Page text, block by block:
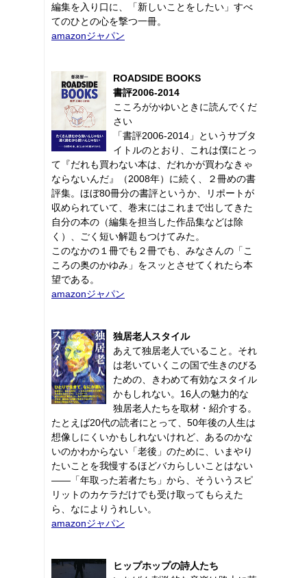
編集を入り口に、「新しいことをしたい」すべ
てのひとの心を撃つ一冊。
amazonジャパン
ROADSIDE BOOKS
書評2006-2014
こころがかゆいときに読んでくだ
さい
「書評2006-2014」というサブタ
イトルのとおり、これは僕にとっ
て『だれも買わない本は、だれかが買わなきゃ
ならないんだ』（2008年）に続く、２冊めの書
評集。ほぼ80冊分の書評というか、リポートが
収められていて、巻末にはこれまで出してきた
自分の本の（編集を担当した作品集などは除
く）、ごく短い解題もつけてみた。
このなかの１冊でも２冊でも、みなさんの「こ
ころの奥のかゆみ」をスッとさせてくれたら本
望である。
amazonジャパン
独居老人スタイル
あえて独居老人でいること。それ
は老いていくこの国で生きのびる
ための、きわめて有効なスタイル
かもしれない。16人の魅力的な
独居老人たちを取材・紹介する。
たとえば20代の読者にとって、50年後の人生は
想像しにくいかもしれないけれど、あるのかな
いのかわからない「老後」のために、いまやり
たいことを我慢するほどバカらしいことはない
――「年取った若者たち」から、そういうスピ
リットのカケラだけでも受け取ってもらえた
ら、なによりうれしい。
amazonジャパン
ヒップホップの詩人たち